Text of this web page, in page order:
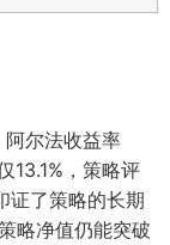
阿尔法收益率
13.1%，策略评
证了策略的长期
略净值仍能突破